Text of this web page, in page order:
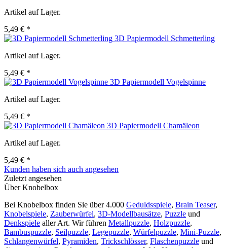
Artikel auf Lager.
5,49 € *
3D Papiermodell Schmetterling
Artikel auf Lager.
5,49 € *
3D Papiermodell Vogelspinne
Artikel auf Lager.
5,49 € *
3D Papiermodell Chamäleon
Artikel auf Lager.
5,49 € *
Kunden haben sich auch angesehen
Zuletzt angesehen
Über Knobelbox
Bei Knobelbox finden Sie über 4.000 Geduldsspiele, Brain Teaser,
Knobelspiele, Zauberwürfel, 3D-Modellbausätze, Puzzle und
Denkspiele aller Art. Wir führen Metallpuzzle, Holzpuzzle,
Bambuspuzzle, Seilpuzzle, Legepuzzle, Würfelpuzzle, Mini-Puzzle,
Schlangenwürfel, Pyramiden, Trickschlösser, Flaschenpuzzle und